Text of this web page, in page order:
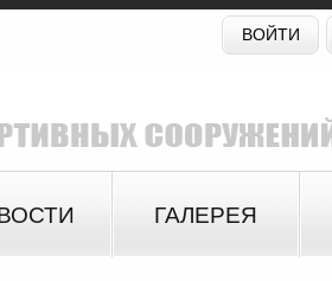
ВОЙТИ
ГАЛЕРЕЯ